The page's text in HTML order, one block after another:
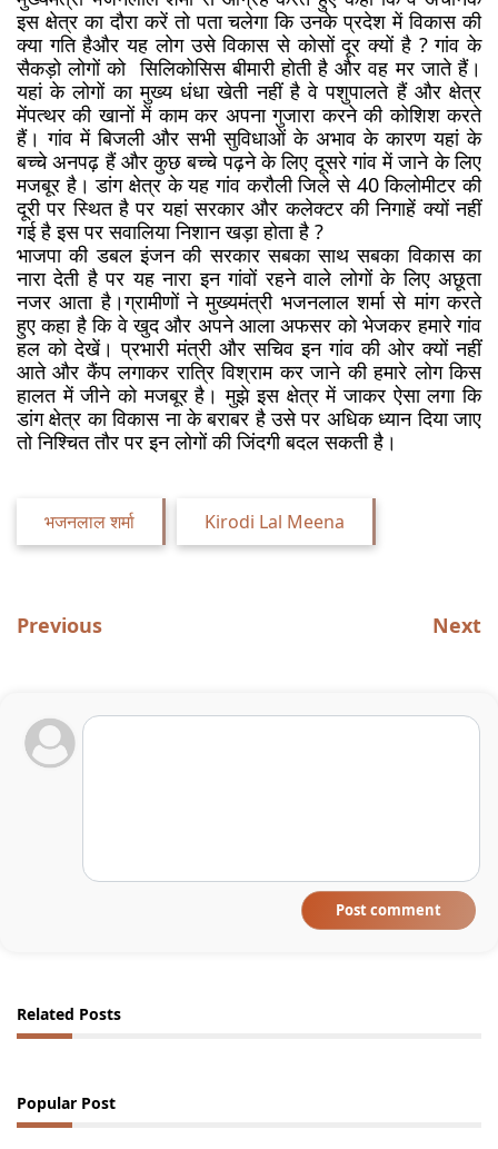
इस क्षेत्र का दौरा करें तो पता चलेगा कि उनके प्रदेश में विकास की
क्या गति हैऔर यह लोग उसे विकास से कोसों दूर क्यों है ? गांव के
सैकड़ो लोगों को  सिलिकोसिस बीमारी होती है और वह मर जाते हैं।
यहां के लोगों का मुख्य धंधा खेती नहीं है वे पशुपालते हैं और क्षेत्र
मेंपत्थर की खानों में काम कर अपना गुजारा करने की कोशिश करते
हैं। गांव में बिजली और सभी सुविधाओं के अभाव के कारण यहां के
बच्चे अनपढ़ हैं और कुछ बच्चे पढ़ने के लिए दूसरे गांव में जाने के लिए
मजबूर है। डांग क्षेत्र के यह गांव करौली जिले से 40 किलोमीटर की
दूरी पर स्थित है पर यहां सरकार और कलेक्टर की निगाहें क्यों नहीं
गई है इस पर सवालिया निशान खड़ा होता है ?
भाजपा की डबल इंजन की सरकार सबका साथ सबका विकास का
नारा देती है पर यह नारा इन गांवों रहने वाले लोगों के लिए अछूता
नजर आता है।ग्रामीणों ने मुख्यमंत्री भजनलाल शर्मा से मांग करते
हुए कहा है कि वे खुद और अपने आला अफसर को भेजकर हमारे गांव
हल को देखें। प्रभारी मंत्री और सचिव इन गांव की ओर क्यों नहीं
आते और कैंप लगाकर रात्रि विश्राम कर जाने की हमारे लोग किस
हालत में जीने को मजबूर है। मुझे इस क्षेत्र में जाकर ऐसा लगा कि
डांग क्षेत्र का विकास ना के बराबर है उसे पर अधिक ध्यान दिया जाए
तो निश्चित तौर पर इन लोगों की जिंदगी बदल सकती है।
भजनलाल शर्मा Kirodi Lal Meena
Previous Next
Post comment
Related Posts
Popular Post